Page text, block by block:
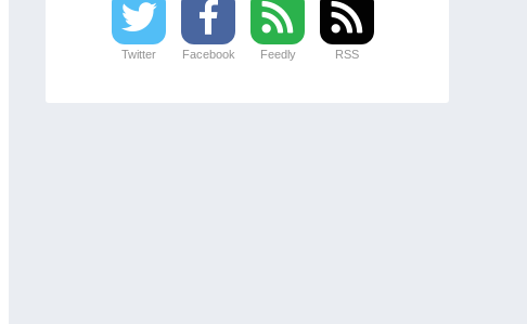
Twitter Facebook Feedly RSS